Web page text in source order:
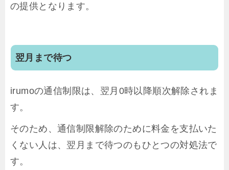
の提供となります。
翌月まで待つ
irumoの通信制限は、翌月0時以降順次解除されま
す。
そのため、通信制限解除のために料金を支払いた
くない人は、翌月まで待つのもひとつの対処法で
す。